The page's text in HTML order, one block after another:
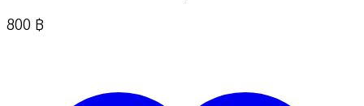
800 ฿